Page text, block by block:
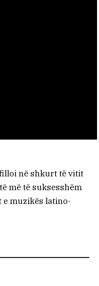
filloi në shkurt të vitit
më të suksesshëm
e muzikës latino-